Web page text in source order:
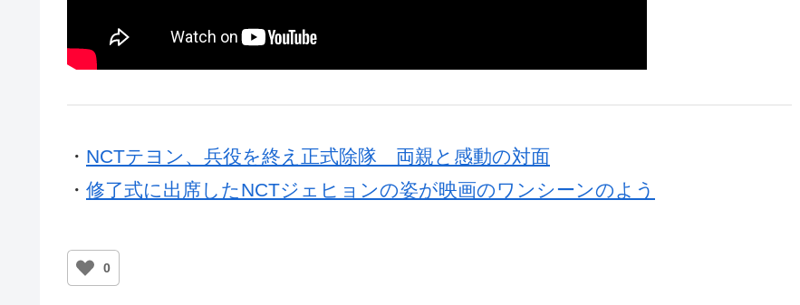
・ NCTテヨン、兵役を終え正式除隊 両親と感動の対面
・ 修了式に出席したNCTジェヒョンの姿が映画のワンシーンのよう
0